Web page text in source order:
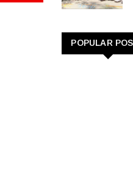
POPULAR